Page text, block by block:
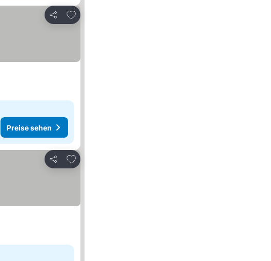
Teilen
Zu Favoriten hinzufügen
Preise sehen
Teilen
Zu Favoriten hinzufügen